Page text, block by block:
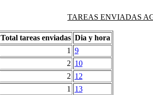
TAREAS ENVIADAS
Total tareas enviadas Dia y hora
1
9
2 10
2 12
1
13